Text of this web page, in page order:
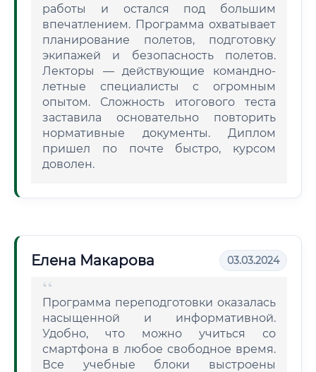
работы и остался под большим
впечатлением. Программа охватывает
планирование полетов, подготовку
экипажей и безопасность полетов.
Лекторы — действующие командно-
летные специалисты с огромным
опытом. Сложность итогового теста
заставила основательно повторить
нормативные документы. Диплом
пришел по почте быстро, курсом
доволен.
Елена Макарова 03.03.2024
Программа переподготовки оказалась
насыщенной и информативной.
Удобно, что можно учиться со
смартфона в любое свободное время.
Все учебные блоки выстроены